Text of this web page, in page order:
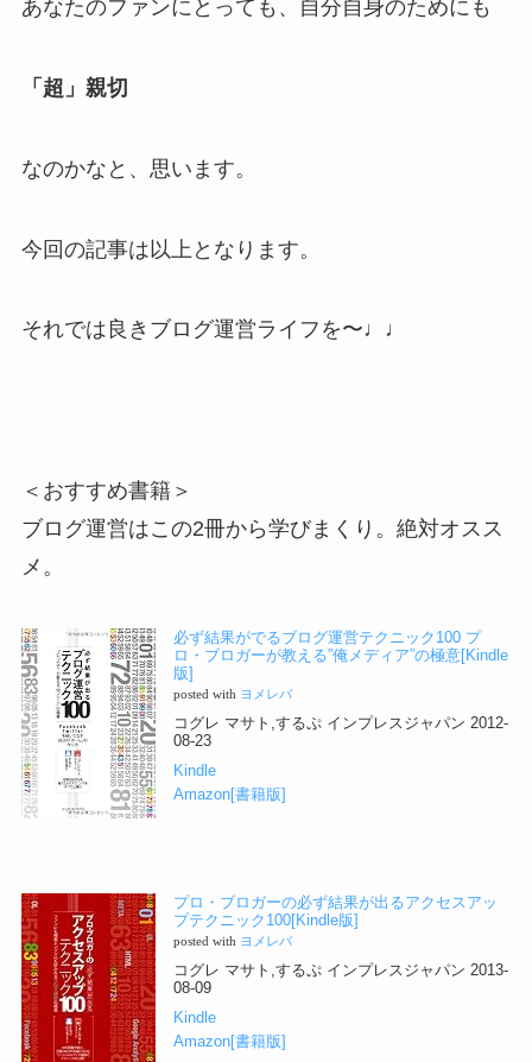
あなたのファンにとっても、自分自身のためにも
「超」親切
なのかなと、思います。
今回の記事は以上となります。
それでは良きブログ運営ライフを〜♩♩
＜おすすめ書籍＞
ブログ運営はこの2冊から学びまくり。絶対オスス
メ。
必ず結果がでるブログ運営テクニック100 プ
ロ・ブロガーが教える”俺メディア”の極意[Kindle
版]
posted with ヨメレバ
コグレ マサト,するぷ インプレスジャパン 2012-
08-23
Kindle
Amazon[書籍版]
プロ・ブロガーの必ず結果が出るアクセスアッ
プテクニック100[Kindle版]
posted with ヨメレバ
コグレ マサト,するぷ インプレスジャパン 2013-
08-09
Kindle
Amazon[書籍版]